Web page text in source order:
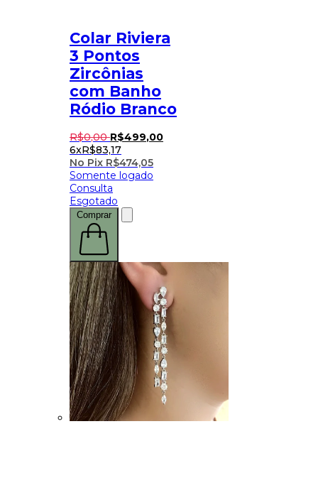
Colar Riviera
3 Pontos
Zircônias
com Banho
Ródio Branco
R$0,00 R$499,00
6xR$83,17
No Pix R$474,05
Somente logado
Consulta
Esgotado
Comprar